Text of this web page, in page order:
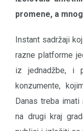
promene, a
Instant sadržaji
razne platforme
iz jednadžbe, i
konzumente,
Danas treba
na drugi kraj